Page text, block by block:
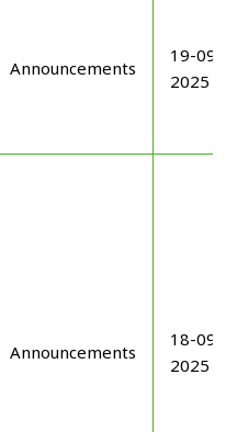
Announcements
19-09-
2025
Announcements
18-09-
2025